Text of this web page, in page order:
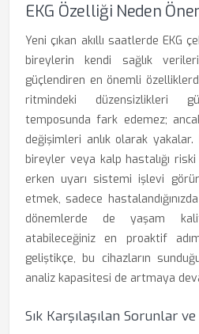
EKG Özelliği Neden
Yeni çıkan akıllı saatlerde EKG
bireylerin kendi sağlık
güçlendiren en önemli
ritmindeki düzensizlikleri
temposunda fark edemez;
değişimleri anlık olarak
bireyler veya kalp hastalığı
erken uyarı sistemi işlevi
etmek, sadece
dönemlerde de yaşam
atabileceğiniz en proaktif
geliştikçe, bu cihazların
analiz kapasitesi de artmaya
Sık Karşılaşılan Sorunlar